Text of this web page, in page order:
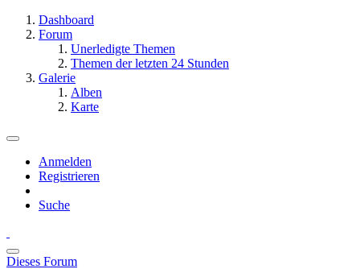
Dashboard
Forum
Unerledigte Themen
Themen der letzten 24 Stunden
Galerie
Alben
Karte
Anmelden
Registrieren
Suche
Dieses Forum